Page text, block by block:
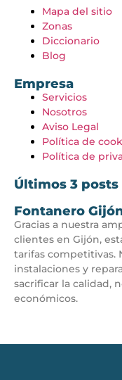
Mapa del sitio
Zonas
Diccionario
Blog
Empresa
Servicios
Nosotros
Aviso Legal
Política de
Política de
Últimos 3 posts
Fontanero
Gracias a nuestra
clientes en Gijón,
tarifas competitivas.
instalaciones y
sacrificar la calidad,
económicos.